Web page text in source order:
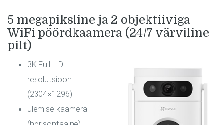
5 megapiksline ja 2 objektiiviga
WiFi pöördkaamera (24/7 värviline
pilt)
3K Full HD
resolutsioon
(2304×1296)
ülemise kaamera